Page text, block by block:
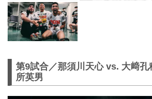
第9試合／那須川天心 vs. 大﨑孔
所英男